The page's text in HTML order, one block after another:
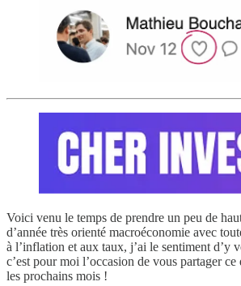
Voici venu le temps de prendre un peu de
d’année très orienté macroéconomie avec
à l’inflation et aux taux, j’ai le sentiment d’y
c’est pour moi l’occasion de vous partager
les prochains mois !